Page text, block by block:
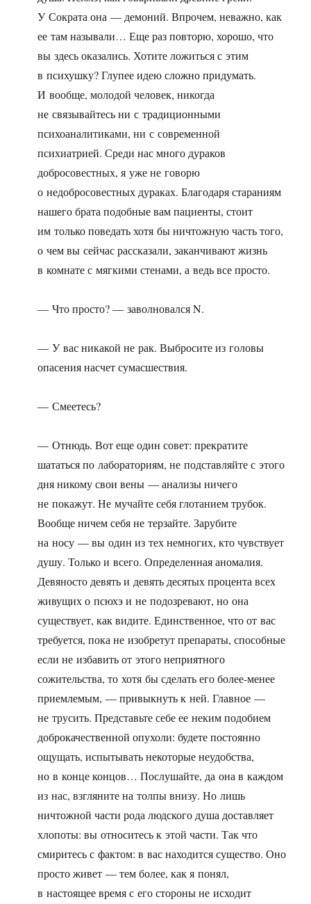
У Сократа она — демоний. Впрочем, неважно, как
ее там называли… Еще раз повторю, хорошо, что
вы здесь оказались. Хотите ложиться с этим
в психушку? Глупее идею сложно придумать.
И вообще, молодой человек, никогда
не связывайтесь ни с традиционными
психоаналитиками, ни с современной
психиатрией. Среди нас много дураков
добросовестных, я уже не говорю
о недобросовестных дураках. Благодаря стараниям
нашего брата подобные вам пациенты, стоит
им только поведать хотя бы ничтожную часть того,
о чем вы сейчас рассказали, заканчивают жизнь
в комнате с мягкими стенами, а ведь все просто.
— Что просто? — заволновался N.
— У вас никакой не рак. Выбросите из головы
опасения насчет сумасшествия.
— Смеетесь?
— Отнюдь. Вот еще один совет: прекратите
шататься по лабораториям, не подставляйте с этого
дня никому свои вены — анализы ничего
не покажут. Не мучайте себя глотанием трубок.
Вообще ничем себя не терзайте. Зарубите
на носу — вы один из тех немногих, кто чувствует
душу. Только и всего. Определенная аномалия.
Девяносто девять и девять десятых процента всех
живущих о псюхэ и не подозревают, но она
существует, как видите. Единственное, что от вас
требуется, пока не изобретут препараты, способные
если не избавить от этого неприятного
сожительства, то хотя бы сделать его более-менее
приемлемым, — привыкнуть к ней. Главное —
не трусить. Представьте себе ее неким подобием
доброкачественной опухоли: будете постоянно
ощущать, испытывать некоторые неудобства,
но в конце концов… Послушайте, да она в каждом
из нас, взгляните на толпы внизу. Но лишь
ничтожной части рода людского душа доставляет
хлопоты: вы относитесь к этой части. Так что
смиритесь с фактом: в вас находится существо. Оно
просто живет — тем более, как я понял,
в настоящее время с его стороны не исходит